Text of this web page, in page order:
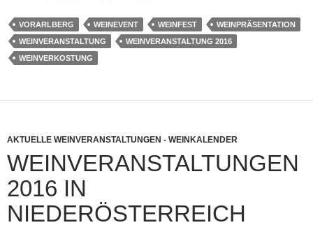
VORARLBERG WEINEVENT WEINFEST
WEINPRÄSENTATION
WEINVERANSTALTUNG
WEINVERANSTALTUNG 2016
WEINVERKOSTUNG
AKTUELLE WEINVERANSTALTUNGEN - WEINKALENDER
WEINVERANSTALTUNGEN
2016 IN
NIEDERÖSTERREICH